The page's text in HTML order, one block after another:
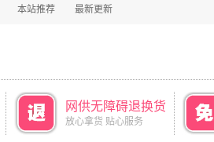
本站推荐 最新更新
网供无障碍退换货
放心拿货 贴心服务